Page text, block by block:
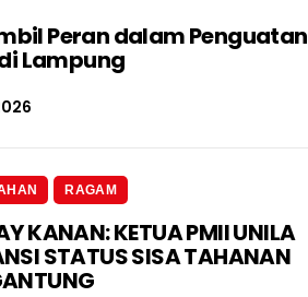
Peran dalam Penguatan
Lampung
RAGAM
KANAN: KETUA PMII UNILA
STATUS SISA TAHANAN